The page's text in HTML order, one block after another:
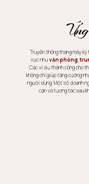
Truyền thông thang máy
vực nhưvăn phòng,
Các ví dụ thành công cho
không chỉ giúp tăng cường
người dùng. Một số doanh
cận và tương tác sau